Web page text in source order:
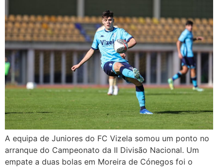
A equipa de Juniores do FC Vizela somou um ponto no
arranque do Campeonato da II Divisão Nacional. Um
empate a duas bolas em Moreira de Cónegos foi o